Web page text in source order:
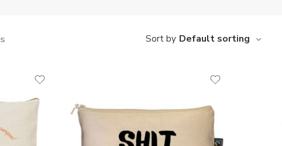
Sort by Default sorting